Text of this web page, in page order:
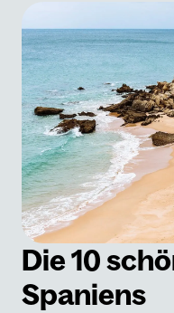
Die 10
Spaniens